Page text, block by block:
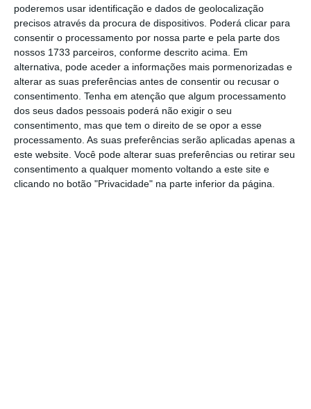
poderemos usar identificação e dados de geolocalização
precisos através da procura de dispositivos. Poderá clicar para
consentir o processamento por nossa parte e pela parte dos
nossos 1733 parceiros, conforme descrito acima. Em
alternativa, pode aceder a informações mais pormenorizadas e
alterar as suas preferências antes de consentir ou recusar o
consentimento. Tenha em atenção que algum processamento
dos seus dados pessoais poderá não exigir o seu
consentimento, mas que tem o direito de se opor a esse
processamento. As suas preferências serão aplicadas apenas a
este website. Você pode alterar suas preferências ou retirar seu
consentimento a qualquer momento voltando a este site e
clicando no botão "Privacidade" na parte inferior da página.
o jornalismo independente e rigoroso.
De que forma? Assine o ECO Premium e
tenha acesso a notícias exclusivas, à
opinião que conta, às reportagens e
especiais que mostram o outro lado da
história.
Esta assinatura é uma forma de apoiar
o ECO e os seus jornalistas. A nossa